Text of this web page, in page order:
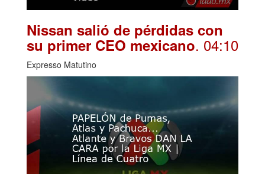
Nissan salió de pérdidas con
su primer CEO mexicano. 04:10
Expresso Matutino